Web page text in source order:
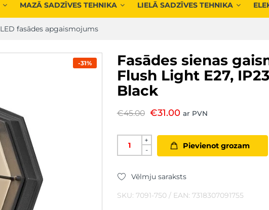
MAZĀ SADZĪVES TEHNIKA LIELĀ SADZĪVES TEHNIKA
LED fasādes apgaismojums
-31%
Fasādes sienas
Flush Light E27,
Black
€45.00 €31.00 ar PVN
+
-
Pievienot grozam
Vēlmju saraksts
SKU: 7091-750 / EAN: 7318307091755